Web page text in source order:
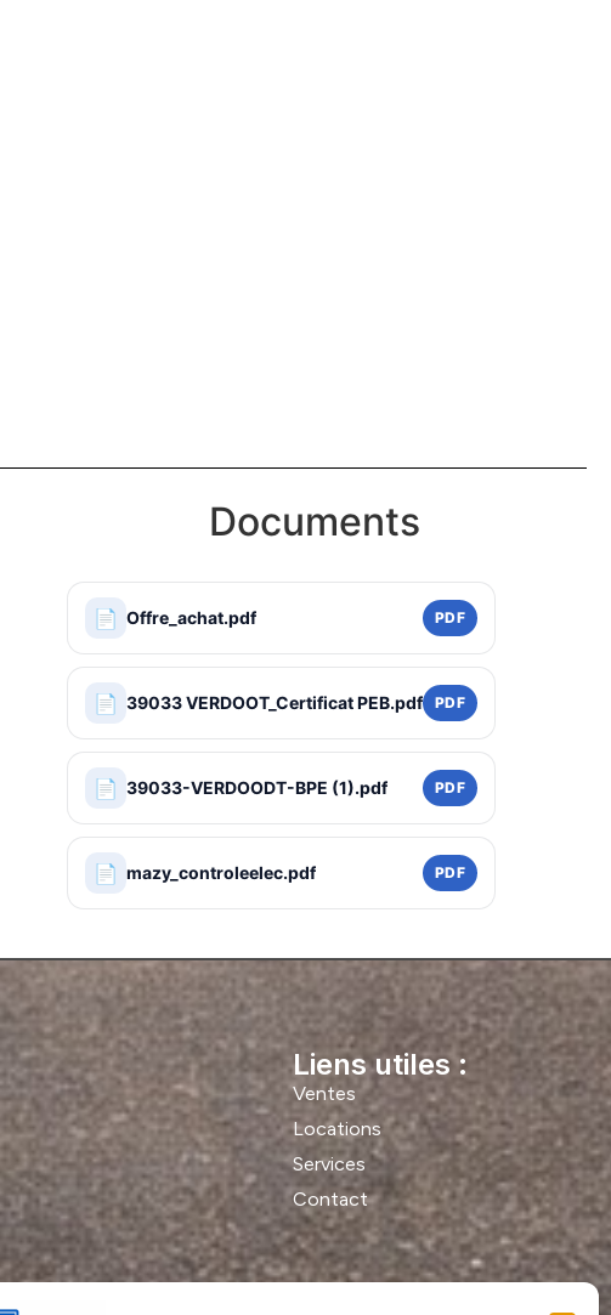
Documents
📄 Offre_achat.pdf PDF
📄 39033 VERDOOT_Certificat PEB.pdf PDF
📄 39033-VERDOODT-BPE (1).pdf PDF
📄 mazy_controleelec.pdf PDF
Liens utiles :
Ventes
Locations
Services
Contact